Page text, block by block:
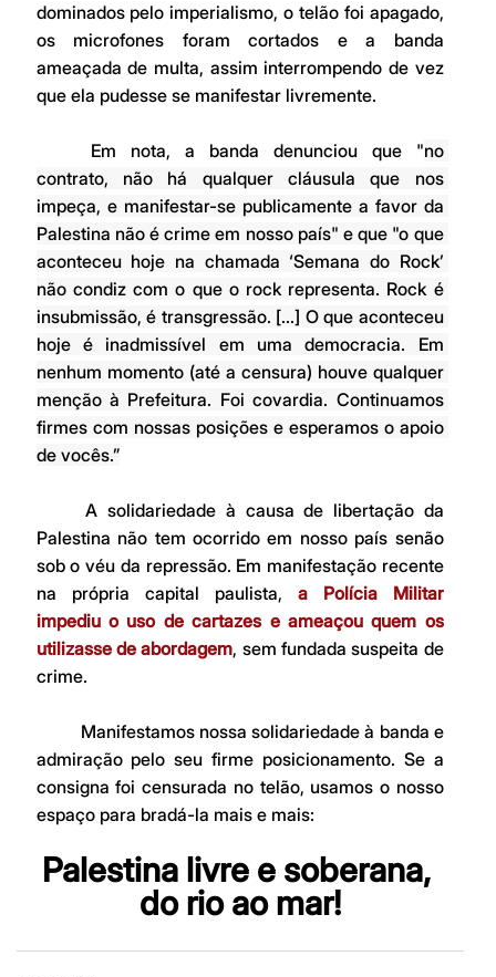
dominados pelo imperialismo, o telão foi apagado,
os microfones foram cortados e a banda
ameaçada de multa, assim interrompendo de vez
que ela pudesse se manifestar livremente.
	Em nota, a banda denunciou que "
no
contrato, não há qualquer cláusula que nos
impeça, e manifestar-se publicamente a favor da
Palestina não é crime em nosso país" e que "o que
aconteceu hoje na chamada ‘Semana do Rock’
não condiz com o que o rock representa. Rock é
insubmissão, é transgressão. [...] O que aconteceu
hoje é inadmissível em uma democracia. Em
nenhum momento (até a censura) houve qualquer
menção à Prefeitura. Foi covardia. Continuamos
firmes com nossas posições e esperamos o apoio
de vocês.”
	A solidariedade à causa de libertação da
Palestina não tem ocorrido em nosso país senão
sob o véu da repressão. Em manifestação recente
na própria capital paulista, a Polícia Militar
impediu o uso de cartazes e ameaçou quem os
utilizasse de abordagem, sem fundada suspeita de
crime.
admiração pelo seu firme posicionamento. Se a
consigna foi censurada no telão, usamos o nosso
espaço para bradá-la mais e mais:
Palestina livre e soberana,
do rio ao mar!